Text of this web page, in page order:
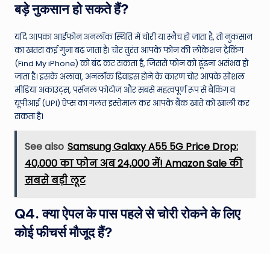
बड़े नुकसान हो सकते हैं?
यदि आपका आईफोन अनलॉक स्थिति में चोरी या स्नैच हो जाता है, तो नुकसान
का खतरा कई गुना बढ़ जाता है। चोर तुरंत आपके फोन की लोकेशन ट्रैकिंग
(Find My iPhone) को बंद कर सकता है, जिससे फोन को ढूंढना असंभव हो
जाता है। इसके अलावा, अनलॉक डिवाइस होने के कारण चोर आपके सोशल
मीडिया अकाउंट्स, पर्सनल फोटोज और सबसे महत्वपूर्ण रूप से बैंकिंग व
यूपीआई (UPI) ऐप्स का गलत इस्तेमाल कर आपके बैंक खाते को खाली कर
सकता है।
See also Samsung Galaxy A55 5G Price Drop:
₹40,000 का फोन अब ₹24,000 में! Amazon Sale की
सबसे बड़ी लूट
Q4. क्या ऐपल के पास पहले से चोरी रोकने के लिए
कोई फीचर्स मौजूद हैं?